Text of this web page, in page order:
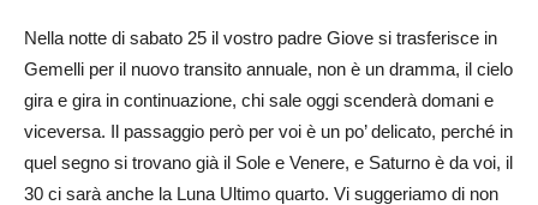
Nella notte di sabato 25 il vostro padre Giove si trasferisce in
Gemelli per il nuovo transito annuale, non è un dramma, il cielo
gira e gira in continuazione, chi sale oggi scenderà domani e
viceversa. Il passaggio però per voi è un po’ delicato, perché in
quel segno si trovano già il Sole e Venere, e Saturno è da voi, il
30 ci sarà anche la Luna Ultimo quarto. Vi suggeriamo di non